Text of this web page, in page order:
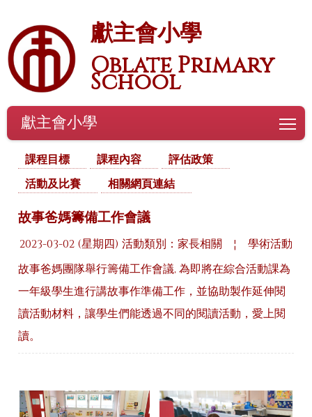
獻主會小學
Oblate Primary
School
獻主會小學
課程目標 課程內容
評估政策
活動及比賽
相關網頁連結
故事爸媽籌備工作會議
2023-03-02 (星期四) 活動類別：家長相關 ¦
學術活動
故事爸媽團隊舉行籌備工作會議, 為即將在綜合活動課為
一年級學生進行講故事作準備工作，並協助製作延伸閱
讀活動材料，讓學生們能透過不同的閱讀活動，愛上閱
讀。